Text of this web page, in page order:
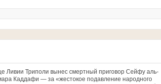
Ливии Триполи вынес смертный приговор Сейфу аль-
Каддафи — за «жестокое подавление народного